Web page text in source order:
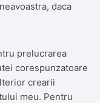
daca
prelucrarea
corespunzatoare
crearii
meu. Pentru